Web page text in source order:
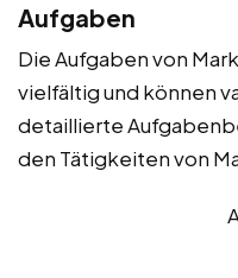
Aufgaben
Die Aufgaben von
vielfältig und können
detaillierte
den Tätigkeiten von